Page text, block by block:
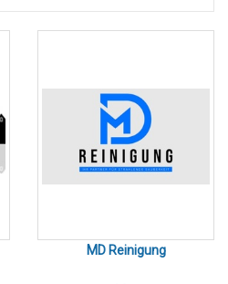
MD Reinigung